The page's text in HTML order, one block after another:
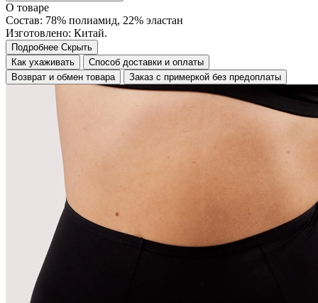
О товаре
Состав: 78% полиамид, 22% эластан
Изготовлено: Китай.
Подробнее Скрыть
Как ухаживать
Способ доставки и оплаты
Возврат и обмен товара
Заказ с примеркой без предоплаты